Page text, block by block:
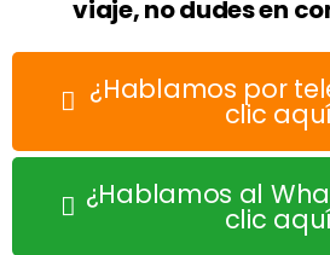
viaje, no dudes en
¿Hablamos por
clic aquí
¿Hablamos al
clic aquí